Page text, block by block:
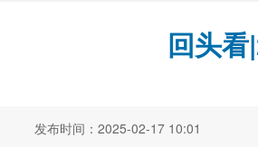
回头
发布时间：2025-02-17 10:01